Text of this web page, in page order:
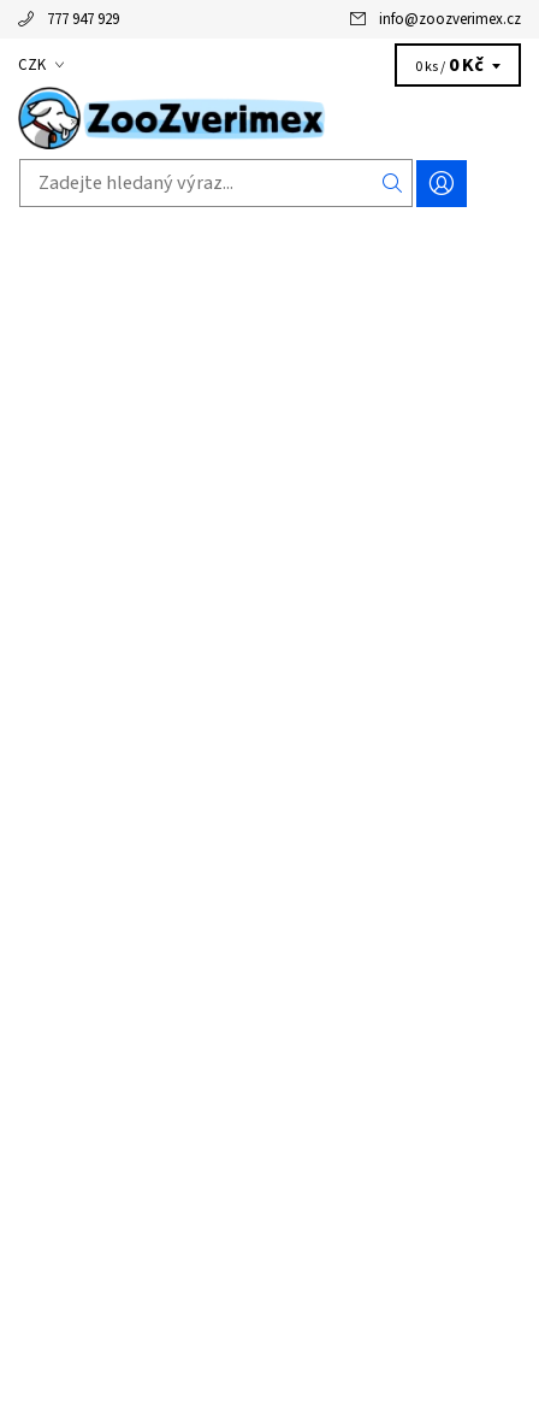
777 947 929 info@zoozverimex.cz
CZK 0 ks / 0 Kč